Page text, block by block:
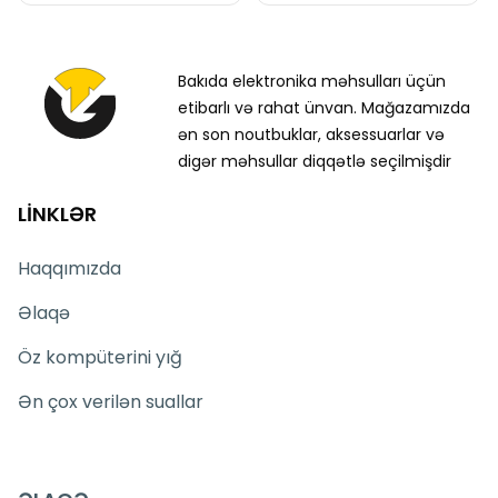
Bakıda elektronika məhsulları üçün
etibarlı və rahat ünvan. Mağazamızda
ən son noutbuklar, aksessuarlar və
digər məhsullar diqqətlə seçilmişdir
LİNKLƏR
Haqqımızda
Əlaqə
Öz kompüterini yığ
Ən çox verilən suallar